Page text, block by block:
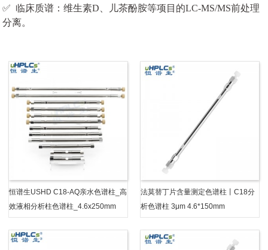
✅ 临床质谱：维生素D、儿茶酚胺等项目的LC-MS/MS前处理
分离。
恒谱生USHD C18-AQ亲水色谱柱_高
效液相分析柱色谱柱_4.6x250mm
法莫替丁片含量测定色谱柱丨C18分
析色谱柱 3μm 4.6*150mm